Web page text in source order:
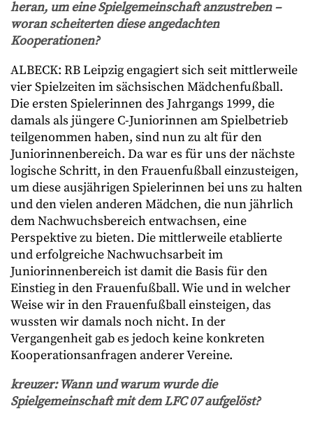
heran, um eine Spielgemeinschaft anzustreben–
woran scheiterten diese angedachten
Kooperationen?
ALBECK: RB Leipzig engagiert sich seit mittlerweile
vier Spielzeiten im sächsischen Mädchenfußball.
Die ersten Spielerinnen des Jahrgangs 1999, die
damals als jüngere C-Juniorinnen am Spielbetrieb
teilgenommen haben, sind nun zu alt für den
Juniorinnenbereich. Da war es für uns der nächste
logische Schritt, in den Frauenfußball einzusteigen,
um diese ausjährigen Spielerinnen bei uns zu halten
und den vielen anderen Mädchen, die nun jährlich
dem Nachwuchsbereich entwachsen, eine
Perspektive zu bieten. Die mittlerweile etablierte
und erfolgreiche Nachwuchsarbeit im
Juniorinnenbereich ist damit die Basis für den
Einstieg in den Frauenfußball. Wie und in welcher
Weise wir in den Frauenfußball einsteigen, das
wussten wir damals noch nicht. In der
Vergangenheit gab es jedoch keine konkreten
Kooperationsanfragen anderer Vereine.
kreuzer: Wann und warum wurde die
Spielgemeinschaft mit dem LFC 07 aufgelöst?